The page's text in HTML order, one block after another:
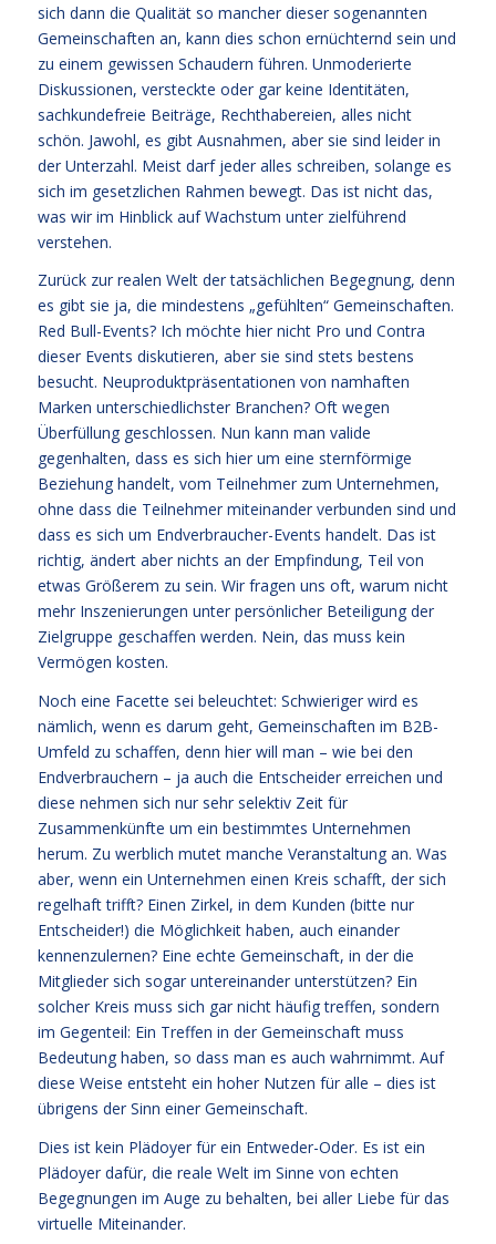
sich dann die Qualität so mancher dieser sogenannten
Gemeinschaften an, kann dies schon ernüchternd sein und
zu einem gewissen Schaudern führen. Unmoderierte
Diskussionen, versteckte oder gar keine Identitäten,
sachkundefreie Beiträge, Rechthabereien, alles nicht
schön. Jawohl, es gibt Ausnahmen, aber sie sind leider in
der Unterzahl. Meist darf jeder alles schreiben, solange es
sich im gesetzlichen Rahmen bewegt. Das ist nicht das,
was wir im Hinblick auf Wachstum unter zielführend
verstehen.
Zurück zur realen Welt der tatsächlichen Begegnung, denn
es gibt sie ja, die mindestens „gefühlten“ Gemeinschaften.
Red Bull-Events? Ich möchte hier nicht Pro und Contra
dieser Events diskutieren, aber sie sind stets bestens
besucht. Neuproduktpräsentationen von namhaften
Marken unterschiedlichster Branchen? Oft wegen
Überfüllung geschlossen. Nun kann man valide
gegenhalten, dass es sich hier um eine sternförmige
Beziehung handelt, vom Teilnehmer zum Unternehmen,
ohne dass die Teilnehmer miteinander verbunden sind und
dass es sich um Endverbraucher-Events handelt. Das ist
richtig, ändert aber nichts an der Empfindung, Teil von
etwas Größerem zu sein. Wir fragen uns oft, warum nicht
mehr Inszenierungen unter persönlicher Beteiligung der
Zielgruppe geschaffen werden. Nein, das muss kein
Vermögen kosten.
Noch eine Facette sei beleuchtet: Schwieriger wird es
nämlich, wenn es darum geht, Gemeinschaften im B2B-
Umfeld zu schaffen, denn hier will man – wie bei den
Endverbrauchern – ja auch die Entscheider erreichen und
diese nehmen sich nur sehr selektiv Zeit für
Zusammenkünfte um ein bestimmtes Unternehmen
herum. Zu werblich mutet manche Veranstaltung an. Was
aber, wenn ein Unternehmen einen Kreis schafft, der sich
regelhaft trifft? Einen Zirkel, in dem Kunden (bitte nur
Entscheider!) die Möglichkeit haben, auch einander
kennenzulernen? Eine echte Gemeinschaft, in der die
Mitglieder sich sogar untereinander unterstützen? Ein
solcher Kreis muss sich gar nicht häufig treffen, sondern
im Gegenteil: Ein Treffen in der Gemeinschaft muss
Bedeutung haben, so dass man es auch wahrnimmt. Auf
diese Weise entsteht ein hoher Nutzen für alle – dies ist
übrigens der Sinn einer Gemeinschaft.
Dies ist kein Plädoyer für ein Entweder-Oder. Es ist ein
Plädoyer dafür, die reale Welt im Sinne von echten
Begegnungen im Auge zu behalten, bei aller Liebe für das
virtuelle Miteinander.